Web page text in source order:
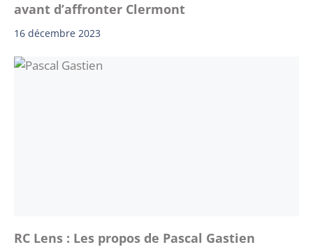
avant d’affronter Clermont
16 décembre 2023
RC Lens : Les propos de Pascal Gastien